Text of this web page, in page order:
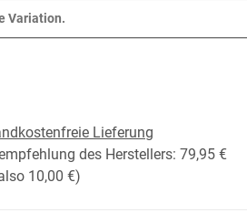
Variation.
Lieferung
des Herstellers: 79,95 €
10,00 €)